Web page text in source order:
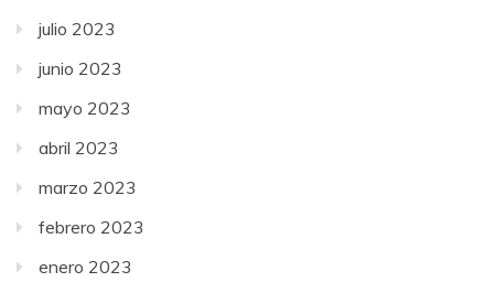
julio 2023
junio 2023
mayo 2023
abril 2023
marzo 2023
febrero 2023
enero 2023